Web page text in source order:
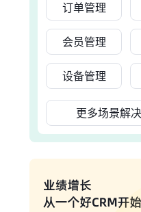
订单管理
会员管理
设备管理
更多场景解